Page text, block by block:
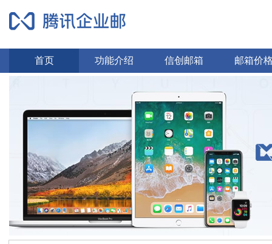
首页 功能介绍 信创邮箱 邮箱价